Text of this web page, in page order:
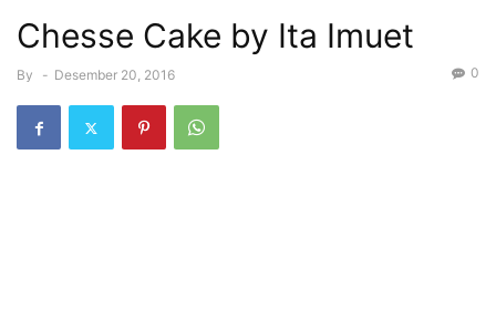
Chesse Cake by Ita Imuet
By - Desember 20, 2016 0